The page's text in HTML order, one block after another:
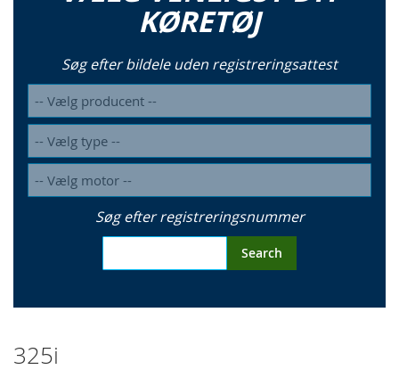
KØRETØJ
Søg efter bildele uden registreringsattest
Søg efter registreringsnummer
Search
325i